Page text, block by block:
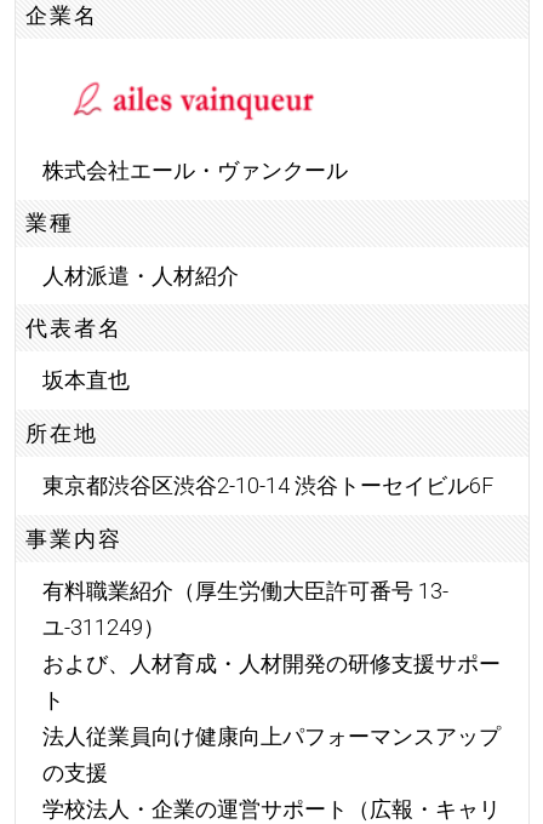
企業名
株式会社エール・ヴァンクール
業種
人材派遣・人材紹介
代表者名
坂本直也
所在地
東京都渋谷区渋谷2-10-14 渋谷トーセイビル6F
事業内容
有料職業紹介（厚生労働大臣許可番号 13-
ユ-311249）
および、人材育成・人材開発の研修支援サポー
ト
法人従業員向け健康向上パフォーマンスアップ
の支援
学校法人・企業の運営サポート（広報・キャリ